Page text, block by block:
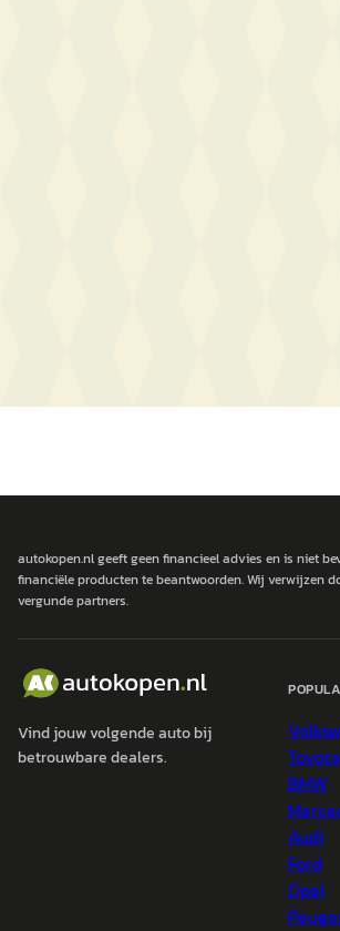
autokopen.nl geeft geen financieel advies en is niet
financiële producten te beantwoorden. Wij verwijzen
vergunde partners.
Vind jouw volgende auto bij
betrouwbare dealers.
Toyota
BMW
Audi
Ford
Opel